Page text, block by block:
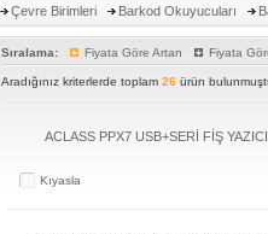
Çevre Birimleri Barkod Okuyucuları
Sıralama: Fiyata Göre Artan Fiyata
Aradığınız kriterlerde toplam 26 ürün
ACLASS PPX7 USB+SERİ FİŞ YAZICI
Kıyasla